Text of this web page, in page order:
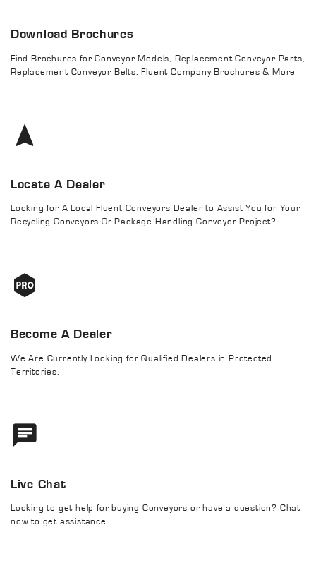
Download Brochures
Find Brochures for Conveyor Models, Replacement Conveyor Parts,
Replacement Conveyor Belts, Fluent Company Brochures & More
Locate A Dealer
Looking for A Local Fluent Conveyors Dealer to Assist You for Your
Recycling Conveyors Or Package Handling Conveyor Project?
Become A Dealer
We Are Currently Looking for Qualified Dealers in Protected
Territories.
Live Chat
Looking to get help for buying Conveyors or have a question? Chat
now to get assistance